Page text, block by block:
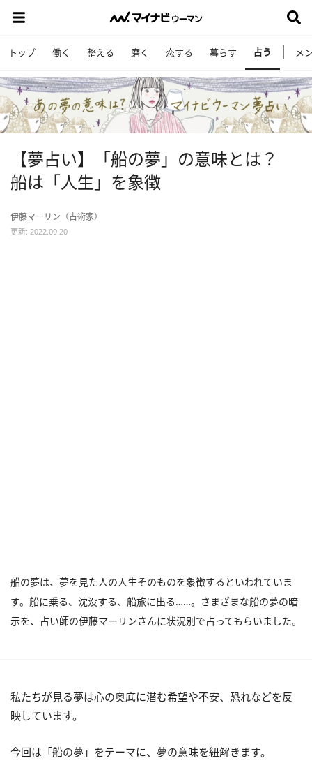
トップ 働く 整える 磨く 恋する 暮らす 占う メ
【夢占い】「船の夢」の意味とは？
船は「人生」を象徴
伊藤マーリン（占術家）
更新: 2022.09.20
船の夢は、夢を見た人の人生そのものを象徴するといわれていま
す。船に乗る、沈没する、船旅に出る……。さまざまな船の夢の暗
示を、占い師の伊藤マーリンさんに状況別で占ってもらいました。
私たちが見る夢は心の奥底に潜む希望や不安、恐れなどを反
映しています。
今回は「船の夢」をテーマに、夢の意味を紐解きます。